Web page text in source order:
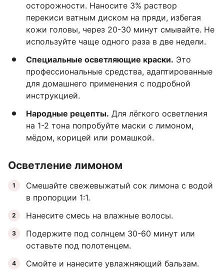
осторожности. Наносите 3% раствор
перекиси ватным диском на пряди, избегая
кожи головы, через 20-30 минут смывайте. Не
используйте чаще одного раза в две недели.
Специальные осветляющие краски. Это
профессиональные средства, адаптированные
для домашнего применения с подробной
инструкцией.
Народные рецепты. Для лёгкого осветления
на 1-2 тона попробуйте маски с лимоном,
мёдом, корицей или ромашкой.
Осветление лимоном
Смешайте свежевыжатый сок лимона с водой
в пропорции 1:1.
Нанесите смесь на влажные волосы.
Подержите под солнцем 30-60 минут или
оставьте под полотенцем.
Смойте и нанесите увлажняющий бальзам.